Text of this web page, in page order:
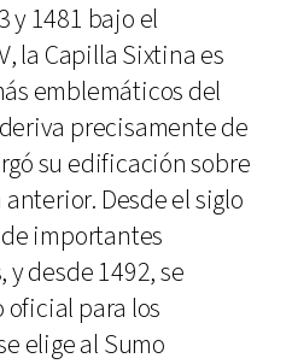
y 1481 bajo el
la Capilla Sixtina es
emblemáticos del
precisamente de
su edificación sobre
Desde el siglo
importantes
desde 1492, se
para los
elige al Sumo